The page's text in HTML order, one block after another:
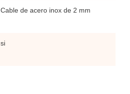
Cable de acero inox de 2 mm
si